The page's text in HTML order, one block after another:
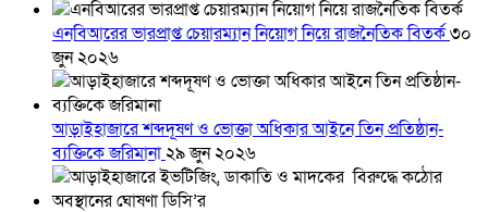
এনবিআরের ভারপ্রাপ্ত চেয়ারম্যান নিয়োগ নিয়ে রাজনৈতিক বিতর্ক৩০
জুন ২০২৬
আড়াইহাজারে শব্দদূষণ ও ভোক্তা অধিকার আইনে তিন প্রতিষ্ঠান-
ব্যক্তিকে জরিমানা২৯ জুন ২০২৬